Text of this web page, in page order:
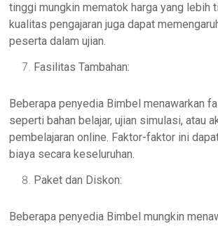
tinggi mungkin mematok harga yang lebih
kualitas pengajaran juga dapat
peserta dalam ujian.
Fasilitas Tambahan:
Beberapa penyedia Bimbel menawarkan
seperti bahan belajar, ujian simulasi, atau
pembelajaran online. Faktor-faktor ini
biaya secara keseluruhan.
Paket dan Diskon:
Beberapa penyedia Bimbel mungkin